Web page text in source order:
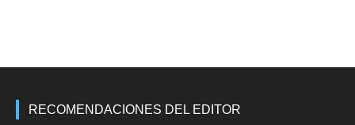
RECOMENDACIONES DEL EDITOR